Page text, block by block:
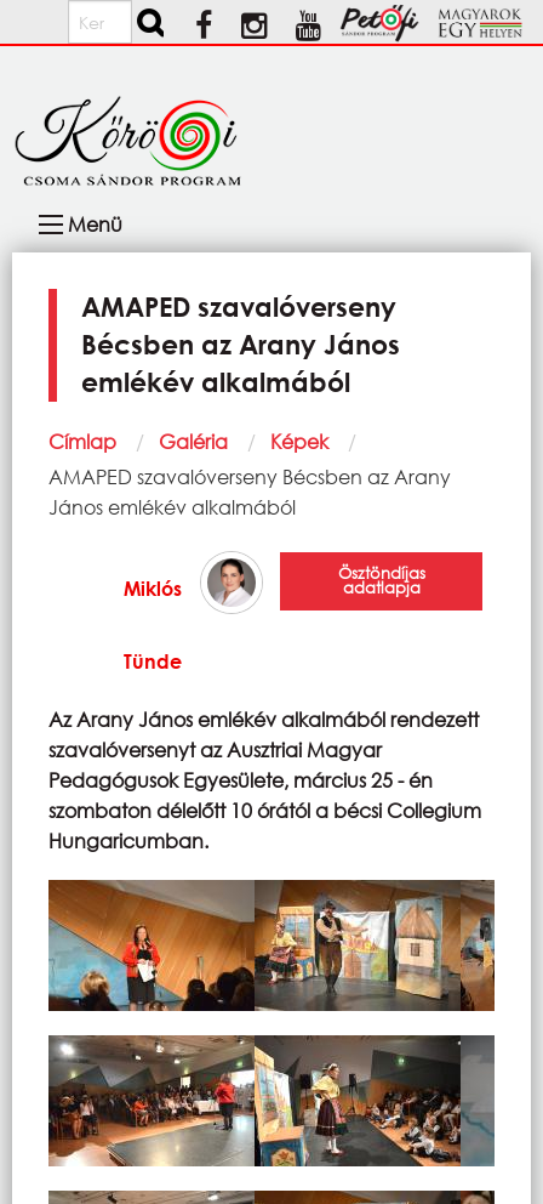
Ugrás a tartalomra
Keresés
navigáció
Menü
AMAPED szavalóverseny
Bécsben az Arany János
emlékév alkalmából
Morzsa
Címlap Galéria
Képek
Current:
AMAPED szavalóverseny Bécsben az Arany
János emlékév alkalmából
Miklós
Tünde
Ösztöndíjas
adatlapja
Az Arany János emlékév alkalmából rendezett
szavalóversenyt az Ausztriai Magyar
Pedagógusok Egyesülete, március 25 - én
szombaton délelőtt 10 órától a bécsi Collegium
Hungaricumban.